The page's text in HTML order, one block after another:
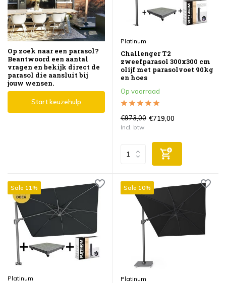
Op zoek naar een parasol?
Beantwoord een aantal
vragen en bekijk direct de
parasol die aansluit bij
jouw wensen.
Start keuzehulp
Platinum
Challenger T2
zweefparasol 300x300 cm
olijf met parasolvoet 90kg
en hoes
Op voorraad
€973,00 €719,00
Incl. btw
Sale 11%
Platinum
Sale 10%
Platinum